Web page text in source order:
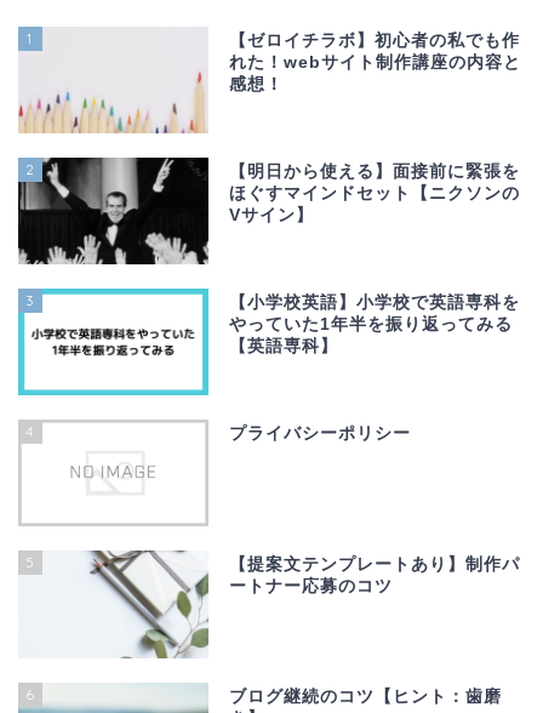
1
【ゼロイチラボ】初心者の私でも作
れた！webサイト制作講座の内容と
感想！
2
【明日から使える】面接前に緊張を
ほぐすマインドセット【ニクソンの
Vサイン】
3
【小学校英語】小学校で英語専科を
やっていた1年半を振り返ってみる
【英語専科】
4 プライバシーポリシー
5
【提案文テンプレートあり】制作パ
ートナー応募のコツ
6
ブログ継続のコツ【ヒント：歯磨